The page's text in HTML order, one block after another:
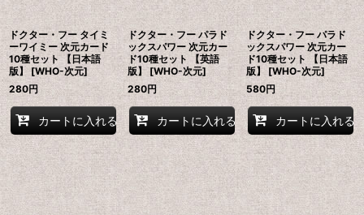
ドクター・フー タイミ
ーワイミー 次元カード
10種セット 【日本語
版】 [WHO-次元]
280円
カートに入れる
ドクター・フー パラド
ックスパワー 次元カー
ド10種セット 【英語
版】 [WHO-次元]
280円
カートに入れる
ドクター・フー パラド
ックスパワー 次元カー
ド10種セット 【日本語
版】 [WHO-次元]
580円
カートに入れる